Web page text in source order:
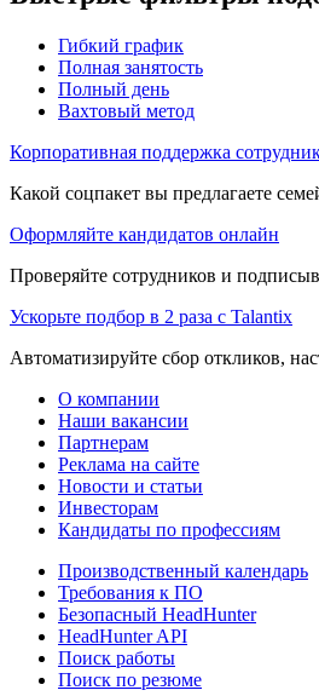
Гибкий график
Полная занятость
Полный день
Вахтовый метод
Корпоративная поддержка
Какой соцпакет вы предлагаете
Оформляйте кандидатов онлайн
Проверяйте сотрудников и
Ускорьте подбор в 2 раза с Talantix
Автоматизируйте сбор откликов,
О компании
Наши вакансии
Партнерам
Реклама на сайте
Новости и статьи
Инвесторам
Кандидаты по профессиям
Производственный календарь
Требования к ПО
Безопасный HeadHunter
HeadHunter API
Поиск работы
Поиск по резюме